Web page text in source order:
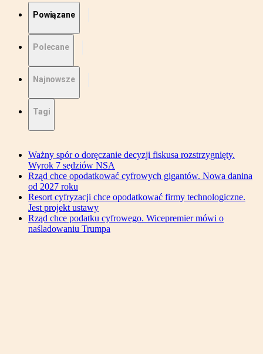
Powiązane
Polecane
Najnowsze
Tagi
Ważny spór o doręczanie decyzji fiskusa rozstrzygnięty.
Wyrok 7 sędziów NSA
Rząd chce opodatkować cyfrowych gigantów. Nowa danina
od 2027 roku
Resort cyfryzacji chce opodatkować firmy technologiczne.
Jest projekt ustawy
Rząd chce podatku cyfrowego. Wicepremier mówi o
naśladowaniu Trumpa